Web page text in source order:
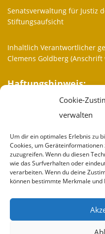
Cookie-
verwalten
Um dir ein optimales Erlebnis zu
Cookies, um
zuzugreifen. Wenn du diesen
wie das Surfverhalten oder
verarbeiten. Wenn du deine
können bestimmte Merkmale
Senatsverwaltung für Justiz
Stiftungsaufsicht
Inhaltlich Verantwortlicher
Clemens Goldberg (Anschrift
Haftungshinweis:
Trotz sorgfältiger
Haftung für die Inhalte
verantwortlich.
More informations
Who we are
Partner
Donate